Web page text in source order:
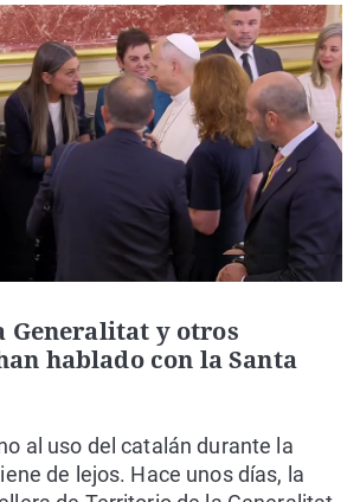
Generalitat y otros
hablado con la Santa
al uso del catalán durante la
de lejos. Hace unos días, la